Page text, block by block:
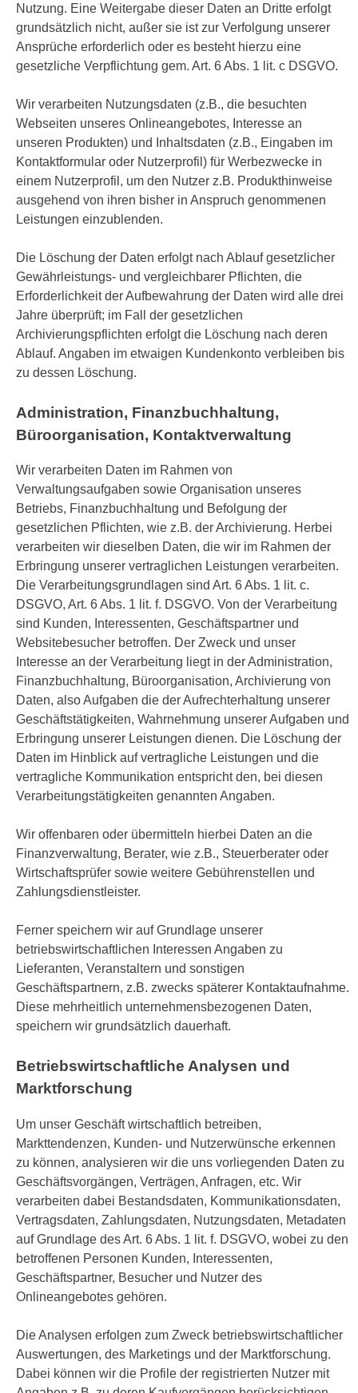
Nutzung. Eine Weitergabe dieser Daten an Dritte erfolgt
grundsätzlich nicht, außer sie ist zur Verfolgung unserer
Ansprüche erforderlich oder es besteht hierzu eine
gesetzliche Verpflichtung gem. Art. 6 Abs. 1 lit. c DSGVO.
Wir verarbeiten Nutzungsdaten (z.B., die besuchten
Webseiten unseres Onlineangebotes, Interesse an
unseren Produkten) und Inhaltsdaten (z.B., Eingaben im
Kontaktformular oder Nutzerprofil) für Werbezwecke in
einem Nutzerprofil, um den Nutzer z.B. Produkthinweise
ausgehend von ihren bisher in Anspruch genommenen
Leistungen einzublenden.
Die Löschung der Daten erfolgt nach Ablauf gesetzlicher
Gewährleistungs- und vergleichbarer Pflichten, die
Erforderlichkeit der Aufbewahrung der Daten wird alle drei
Jahre überprüft; im Fall der gesetzlichen
Archivierungspflichten erfolgt die Löschung nach deren
Ablauf. Angaben im etwaigen Kundenkonto verbleiben bis
zu dessen Löschung.
Administration, Finanzbuchhaltung,
Büroorganisation, Kontaktverwaltung
Wir verarbeiten Daten im Rahmen von
Verwaltungsaufgaben sowie Organisation unseres
Betriebs, Finanzbuchhaltung und Befolgung der
gesetzlichen Pflichten, wie z.B. der Archivierung. Herbei
verarbeiten wir dieselben Daten, die wir im Rahmen der
Erbringung unserer vertraglichen Leistungen verarbeiten.
Die Verarbeitungsgrundlagen sind Art. 6 Abs. 1 lit. c.
DSGVO, Art. 6 Abs. 1 lit. f. DSGVO. Von der Verarbeitung
sind Kunden, Interessenten, Geschäftspartner und
Websitebesucher betroffen. Der Zweck und unser
Interesse an der Verarbeitung liegt in der Administration,
Finanzbuchhaltung, Büroorganisation, Archivierung von
Daten, also Aufgaben die der Aufrechterhaltung unserer
Geschäftstätigkeiten, Wahrnehmung unserer Aufgaben und
Erbringung unserer Leistungen dienen. Die Löschung der
Daten im Hinblick auf vertragliche Leistungen und die
vertragliche Kommunikation entspricht den, bei diesen
Verarbeitungstätigkeiten genannten Angaben.
Wir offenbaren oder übermitteln hierbei Daten an die
Finanzverwaltung, Berater, wie z.B., Steuerberater oder
Wirtschaftsprüfer sowie weitere Gebührenstellen und
Zahlungsdienstleister.
Ferner speichern wir auf Grundlage unserer
betriebswirtschaftlichen Interessen Angaben zu
Lieferanten, Veranstaltern und sonstigen
Geschäftspartnern, z.B. zwecks späterer Kontaktaufnahme.
Diese mehrheitlich unternehmensbezogenen Daten,
speichern wir grundsätzlich dauerhaft.
Betriebswirtschaftliche Analysen und
Marktforschung
Um unser Geschäft wirtschaftlich betreiben,
Markttendenzen, Kunden- und Nutzerwünsche erkennen
zu können, analysieren wir die uns vorliegenden Daten zu
Geschäftsvorgängen, Verträgen, Anfragen, etc. Wir
verarbeiten dabei Bestandsdaten, Kommunikationsdaten,
Vertragsdaten, Zahlungsdaten, Nutzungsdaten, Metadaten
auf Grundlage des Art. 6 Abs. 1 lit. f. DSGVO, wobei zu den
betroffenen Personen Kunden, Interessenten,
Geschäftspartner, Besucher und Nutzer des
Onlineangebotes gehören.
Die Analysen erfolgen zum Zweck betriebswirtschaftlicher
Auswertungen, des Marketings und der Marktforschung.
Dabei können wir die Profile der registrierten Nutzer mit